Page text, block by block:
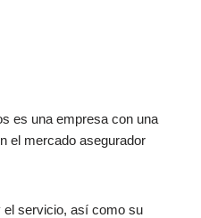
es una empresa con una
el mercado asegurador
el servicio, así como su